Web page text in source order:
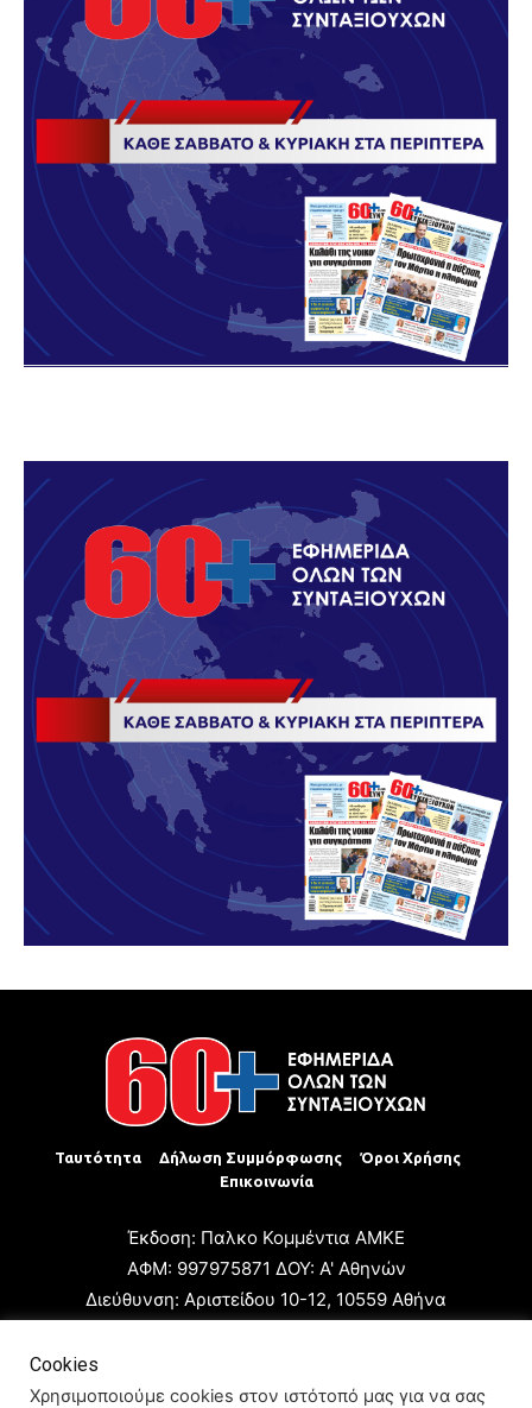
Ταυτότητα Δήλωση Συμμόρφωσης
Όροι Χρήσης
Επικοινωνία
Έκδοση: Παλκο Κομμέντια ΑΜΚΕ
ΑΦΜ: 997975871 ΔΟΥ: Α' Αθηνών
Διεύθυνση: Αριστείδου 10-12, 10559 Αθήνα
Ιδιοκτήτης: Παλκο Κομμέντια ΑΜΚΕ
Cookies
Χρησιμοποιούμε cookies στον ιστότοπό μας για να σας